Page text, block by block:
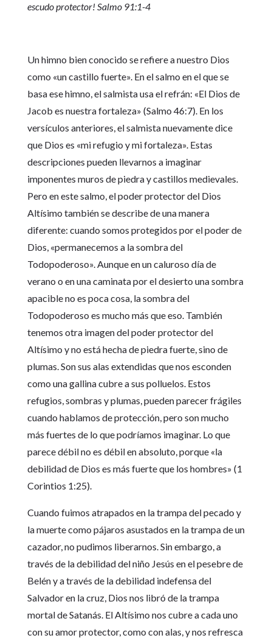
escudo protector! Salmo 91:1-4
Un himno bien conocido se refiere a nuestro Dios
como «un castillo fuerte». En el salmo en el que se
basa ese himno, el salmista usa el refrán: «El Dios de
Jacob es nuestra fortaleza» (Salmo 46:7). En los
versículos anteriores, el salmista nuevamente dice
que Dios es «mi refugio y mi fortaleza». Estas
descripciones pueden llevarnos a imaginar
imponentes muros de piedra y castillos medievales.
Pero en este salmo, el poder protector del Dios
Altísimo también se describe de una manera
diferente: cuando somos protegidos por el poder de
Dios, «permanecemos a la sombra del
Todopoderoso». Aunque en un caluroso día de
verano o en una caminata por el desierto una sombra
apacible no es poca cosa, la sombra del
Todopoderoso es mucho más que eso. También
tenemos otra imagen del poder protector del
Altísimo y no está hecha de piedra fuerte, sino de
plumas. Son sus alas extendidas que nos esconden
como una gallina cubre a sus polluelos. Estos
refugios, sombras y plumas, pueden parecer frágiles
cuando hablamos de protección, pero son mucho
más fuertes de lo que podríamos imaginar. Lo que
parece débil no es débil en absoluto, porque «la
debilidad de Dios es más fuerte que los hombres» (1
Corintios 1:25).
Cuando fuimos atrapados en la trampa del pecado y
la muerte como pájaros asustados en la trampa de un
cazador, no pudimos liberarnos. Sin embargo, a
través de la debilidad del niño Jesús en el pesebre de
Belén y a través de la debilidad indefensa del
Salvador en la cruz, Dios nos libró de la trampa
mortal de Satanás. El Altísimo nos cubre a cada uno
con su amor protector, como con alas, y nos refresca